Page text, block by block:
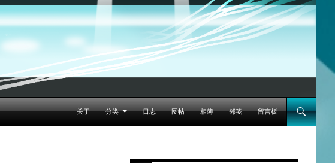
跳至正文
关于
分类 日志 图帖 相簿 邻笺 留言板